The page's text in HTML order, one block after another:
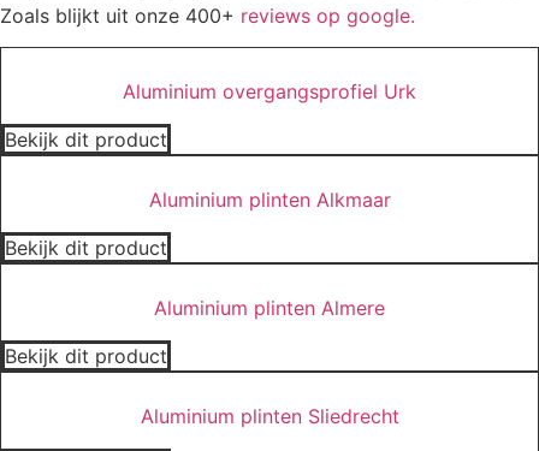
Zoals blijkt uit onze 400+ reviews op google.
Aluminium overgangsprofiel Urk
Bekijk dit product
Aluminium plinten Alkmaar
Bekijk dit product
Aluminium plinten Almere
Bekijk dit product
Aluminium plinten Sliedrecht